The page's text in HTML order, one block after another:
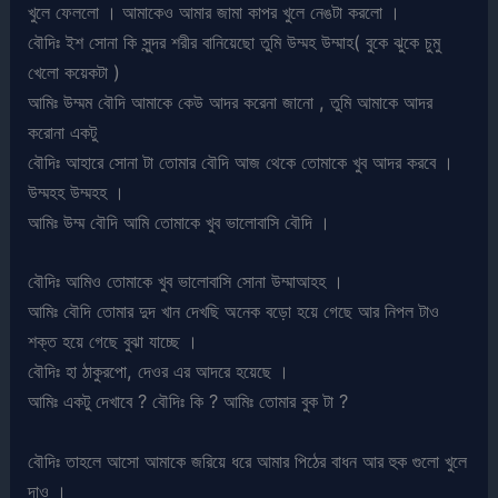
খুলে ফেললো । আমাকেও আমার জামা কাপর খুলে নেঙটা করলো ।
বৌদিঃ ইশ সোনা কি সুন্দর শরীর বানিয়েছো তুমি উম্মহ উম্মাহ( বুকে ঝুকে চুমু
খেলো কয়েকটা )
আমিঃ উম্মম বৌদি আমাকে কেউ আদর করেনা জানো , তুমি আমাকে আদর
করোনা একটু
বৌদিঃ আহারে সোনা টা তোমার বৌদি আজ থেকে তোমাকে খুব আদর করবে ।
উম্মহহ উম্মহহ ।
আমিঃ উম্ম বৌদি আমি তোমাকে খুব ভালোবাসি বৌদি ।
বৌদিঃ আমিও তোমাকে খুব ভালোবাসি সোনা উম্মাআহহ ।
আমিঃ বৌদি তোমার দুদ খান দেখছি অনেক বড়ো হয়ে গেছে আর নিপল টাও
শক্ত হয়ে গেছে বুঝা যাচ্ছে ।
বৌদিঃ হা ঠাকুরপো, দেওর এর আদরে হয়েছে ।
আমিঃ একটু দেখাবে ? বৌদিঃ কি ? আমিঃ তোমার বুক টা ?
বৌদিঃ তাহলে আসো আমাকে জরিয়ে ধরে আমার পিঠের বাধন আর হুক গুলো খুলে
দাও ।